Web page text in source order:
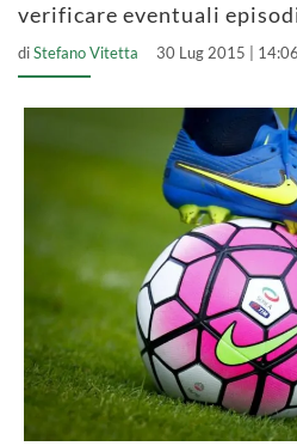
verificare eventuali
diStefano Vitetta 30 Lug 2015 | 14:06